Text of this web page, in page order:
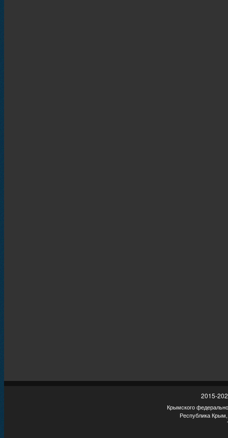
2015-
Крымского
Республика